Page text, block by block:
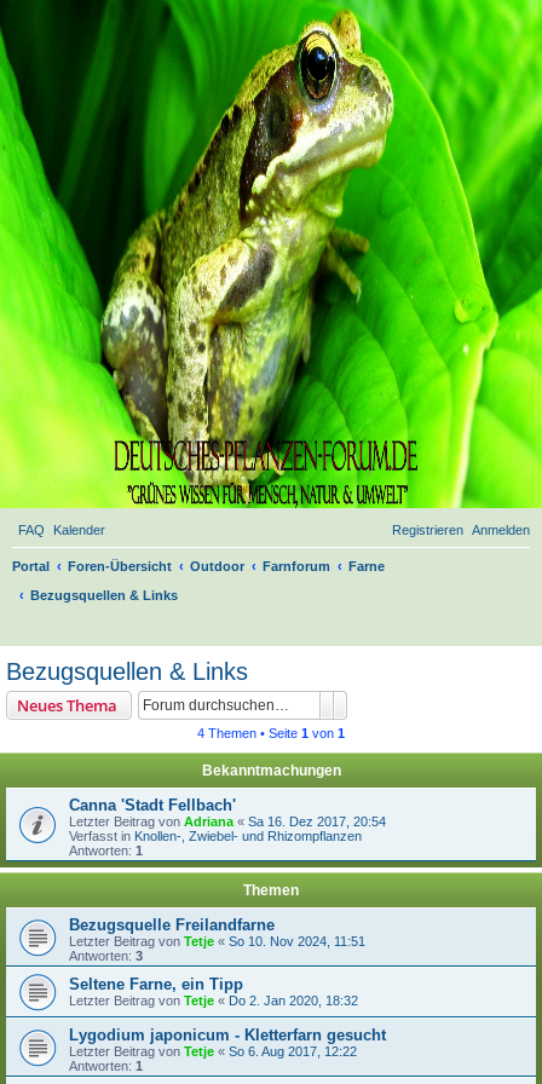
FAQ Kalender Anmelden
Registrieren
Portal Foren-Übersicht Outdoor Farnforum
Farne
Bezugsquellen & Links
Bezugsquellen & Links
Neues Thema
4 Themen • Seite 1 von 1
Bekanntmachungen
Canna 'Stadt Fellbach'
Letzter Beitrag von Adriana « Sa 16. Dez 2017, 20:54
Verfasst in Knollen-, Zwiebel- und Rhizompflanzen
Antworten: 1
Themen
Bezugsquelle Freilandfarne
Letzter Beitrag von Tetje « So 10. Nov 2024, 11:51
Antworten: 3
Seltene Farne, ein Tipp
Letzter Beitrag von Tetje « Do 2. Jan 2020, 18:32
Lygodium japonicum - Kletterfarn gesucht
Letzter Beitrag von Tetje « So 6. Aug 2017, 12:22
Antworten: 1